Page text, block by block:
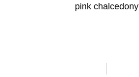
pink chalcedony